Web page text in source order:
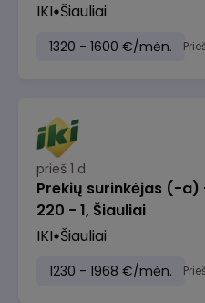
IKI Šiauliai
1320 - 1600 €/mėn.
prieš 1 d.
Prekių surinkėjas (-a)
220 - 1, Šiauliai
IKI Šiauliai
1230 - 1968 €/mėn.